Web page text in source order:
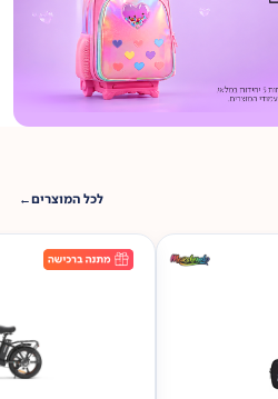
לכל המוצרים